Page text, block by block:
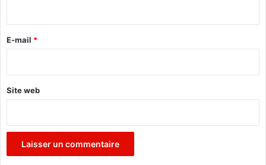
e
E-mail *
Site web